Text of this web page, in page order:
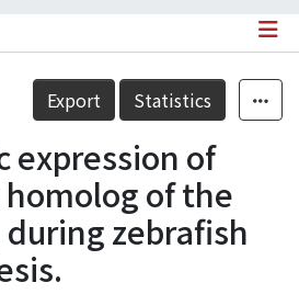
Details
Export Statistics
expression of
of the
during zebrafish